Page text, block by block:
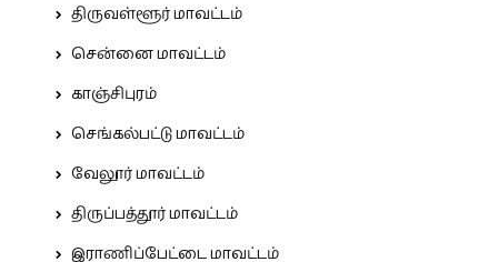
திருவள்ளூர் மாவட்டம்
சென்னை மாவட்டம்
காஞ்சிபுரம்
செங்கல்பட்டு மாவட்டம்
வேலூர் மாவட்டம்
திருப்பத்தூர் மாவட்டம்
இராணிப்பேட்டை மாவட்டம்